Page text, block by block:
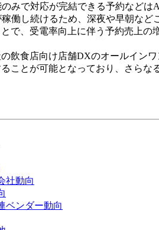
みで対応が完結できる予約など
働し続けるため、深夜や早朝など
で、受電率向上に伴う予約売上の
飲食店向け店舗DXのオールイン
ことが可能となっており、さらな
社動向
ベンダー動向